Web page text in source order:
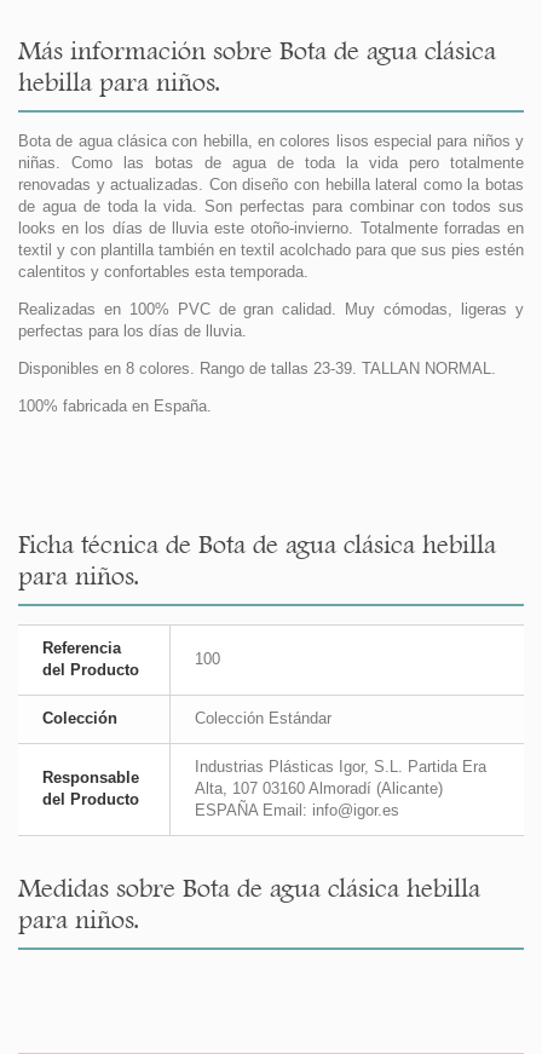
Más información sobre Bota de agua clásica
hebilla para niños.
Bota de agua clásica con hebilla, en colores lisos especial para niños y
niñas. Como las botas de agua de toda la vida pero totalmente
renovadas y actualizadas. Con diseño con hebilla lateral como la botas
de agua de toda la vida. Son perfectas para combinar con todos sus
looks en los días de lluvia este otoño-invierno. Totalmente forradas en
textil y con plantilla también en textil acolchado para que sus pies estén
calentitos y confortables esta temporada.
Realizadas en 100% PVC de gran calidad. Muy cómodas, ligeras y
perfectas para los días de lluvia.
Disponibles en 8 colores. Rango de tallas 23-39. TALLAN NORMAL.
100% fabricada en España.
Ficha técnica de Bota de agua clásica hebilla
para niños.
Referencia
del Producto
100
Colección Colección Estándar
Responsable
del Producto
Industrias Plásticas Igor, S.L. Partida Era
Alta, 107 03160 Almoradí (Alicante)
ESPAÑA Email: info@igor.es
Medidas sobre Bota de agua clásica hebilla
para niños.